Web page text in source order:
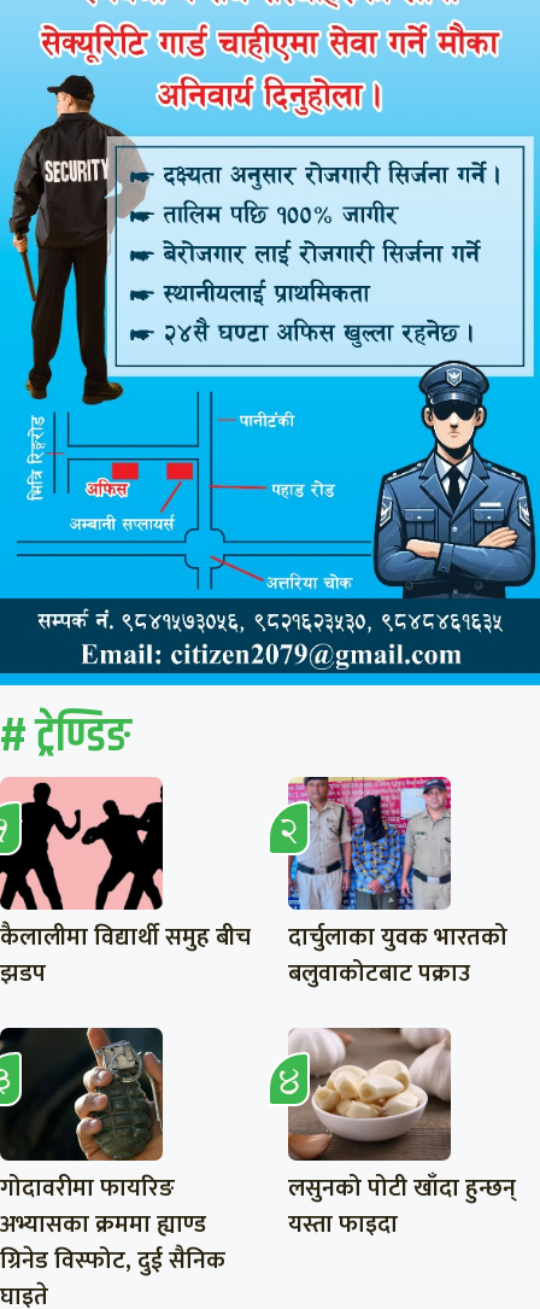
# ट्रेण्डिङ
कैलालीमा विद्यार्थी समुह बीच
झडप
दार्चुलाका युवक भारतको
बलुवाकोटबाट पक्राउ
गोदावरीमा फायरिङ
अभ्यासका क्रममा ह्याण्ड
ग्रिनेड विस्फोट, दुई सैनिक
घाइते
लसुनको पोटी खाँदा हुन्छन्
यस्ता फाइदा